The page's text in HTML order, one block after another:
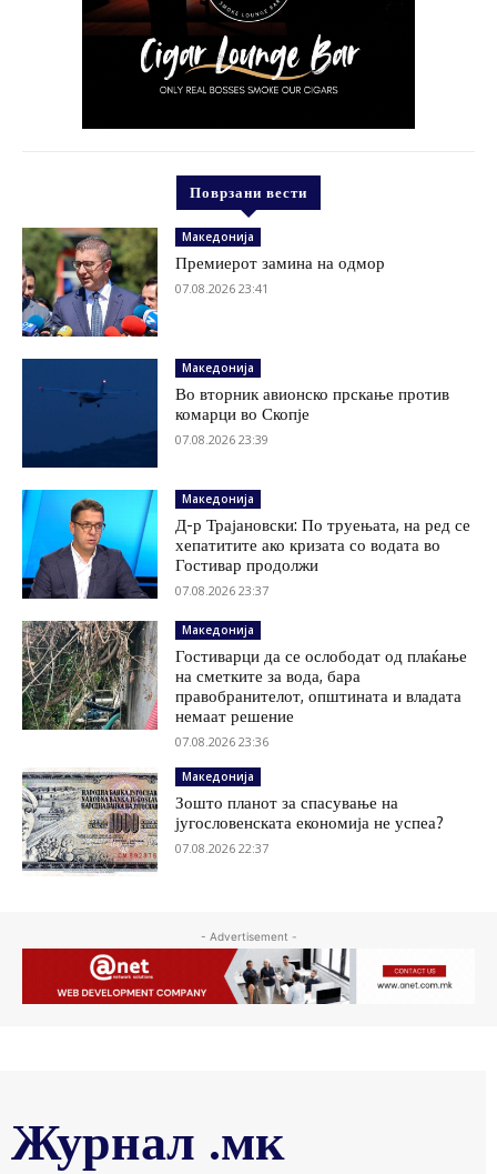
Поврзани вести
Македонија
Премиерот замина на одмор
07.08.2026 23:41
Македонија
Во вторник авионско прскање против
комарци во Скопје
07.08.2026 23:39
Македонија
Д-р Трајановски: По труењата, на ред се
хепатитите ако кризата со водата во
Гостивар продолжи
07.08.2026 23:37
Македонија
Гостиварци да се ослободат од плаќање
на сметките за вода, бара
правобранителот, општината и владата
немаат решение
07.08.2026 23:36
Македонија
Зошто планот за спасување на
југословенската економија не успеа?
07.08.2026 22:37
- Advertisement -
Журнал .мк